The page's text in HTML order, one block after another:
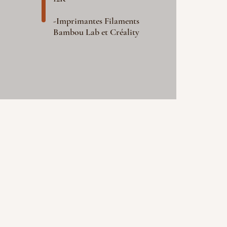
-Imprimantes Filaments
Bambou Lab et Créality